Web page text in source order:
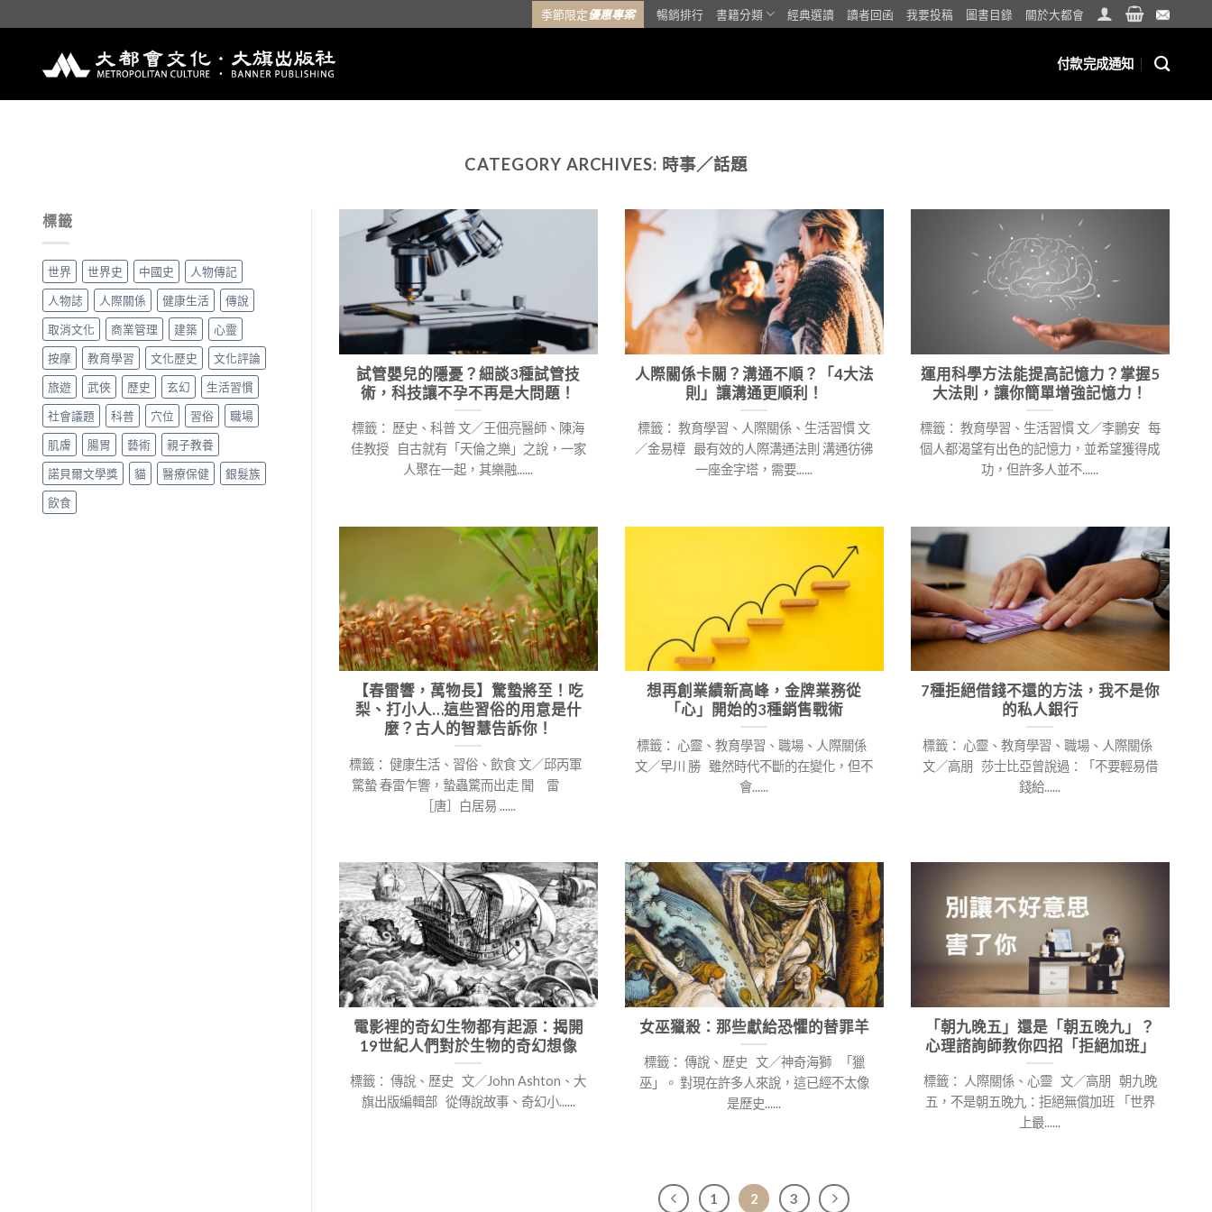
to
季節限定優惠專案 暢銷排行 書籍分類 經典選讀 讀者回函 我要投稿 圖書目錄 關於大都會
付款完成通知
CATEGORY ARCHIVES: 時事／話題
標籤
世界 世界史 中國史
人物傳記
人物誌
人際關係 健康生活
傳說
取消文化
商業管理 建築
心靈
按摩
教育學習 文化歷史
文化評論
旅遊
武俠 歷史 玄幻
生活習慣
社會議題
科普 穴位 習俗
職場
肌膚
腸胃 藝術
親子教養
諾貝爾文學獎
貓 醫療保健
銀髮族
飲食
試管嬰兒的隱憂？細談3種試管技
術，科技讓不孕不再是大問題！
標籤： 歷史、科普 文／王佃亮醫師、陳海
佳教授 自古就有「天倫之樂」之說，一家
人聚在一起，其樂融......
人際關係卡關？溝通不順？「4大法
則」讓溝通更順利！
標籤： 教育學習、人際關係、生活習慣 文
／金易樟 最有效的人際溝通法則 溝通彷彿
一座金字塔，需要......
運用科學方法能提高記憶力？掌握5
大法則，讓你簡單增強記憶力！
標籤： 教育學習、生活習慣 文／李鵬安 每
個人都渴望有出色的記憶力，並希望獲得成
功，但許多人並不......
【春雷響，萬物長】驚蟄將至！吃
梨、打小人…這些習俗的用意是什
麼？古人的智慧告訴你！
標籤： 健康生活、習俗、飲食 文／邱丙軍
驚蟄 春雷乍響，蟄蟲驚而出走 聞 雷
［唐］白居易 ......
想再創業績新高峰，金牌業務從
「心」開始的3種銷售戰術
標籤： 心靈、教育學習、職場、人際關係
文／早川 勝 雖然時代不斷的在變化，但不
會......
7種拒絕借錢不還的方法，我不是你
的私人銀行
標籤： 心靈、教育學習、職場、人際關係
文／高朋 莎士比亞曾說過：「不要輕易借
錢給......
電影裡的奇幻生物都有起源：揭開
19世紀人們對於生物的奇幻想像
標籤： 傳說、歷史 文／John Ashton、大
旗出版編輯部 從傳說故事、奇幻小......
女巫獵殺：那些獻給恐懼的替罪羊
標籤： 傳說、歷史 文／神奇海獅 「獵
巫」。 對現在許多人來說，這已經不太像
是歷史......
「朝九晚五」還是「朝五晚九」？
心理諮詢師教你四招「拒絕加班」
標籤： 人際關係、心靈 文／高朋 朝九晚
五，不是朝五晚九：拒絕無償加班 「世界
上最......
1 2 3